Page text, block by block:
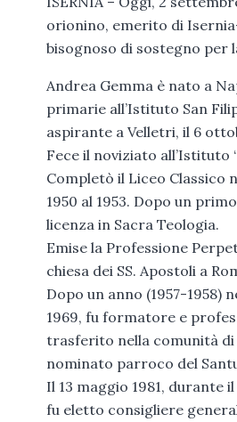
orionino, emerito di
bisognoso di sostegno per
Andrea Gemma è nato a
primarie all’Istituto San
aspirante a Velletri, il 6
Fece il noviziato all’Istituto
Completò il Liceo Classico
1950 al 1953. Dopo un
licenza in Sacra Teologia.
Emise la Professione
chiesa dei SS. Apostoli a
Dopo un anno (1957-1958)
1969, fu formatore e
trasferito nella comunità di
nominato parroco del
Il 13 maggio 1981, durante
fu eletto consigliere